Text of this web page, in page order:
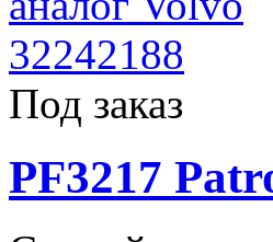
Под заказ
PF3217